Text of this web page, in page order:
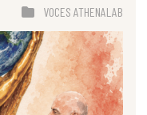
VOCES ATHENALAB